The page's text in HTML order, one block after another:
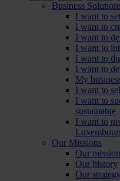
Business
I want to
I want to
I want to
I want to
I want to
I want to
My
I want to
I want to
sustainable
I want to
Our Missions
Our
Our history
Our